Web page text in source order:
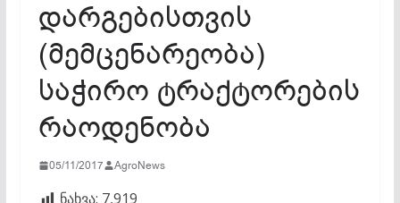
დარგებისთვის
(მემცენარეობა)
საჭირო ტრაქტორების
რაოდენობა
05/11/2017 AgroNews
ნახვა: 7,919